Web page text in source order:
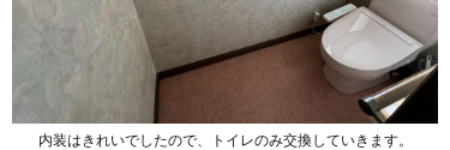
内装はきれいでしたので、トイレのみ交換していきます。